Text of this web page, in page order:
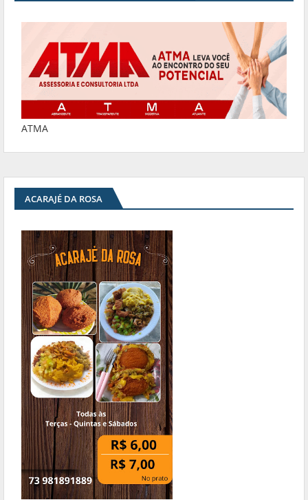
ATMA
ACARAJÉ DA ROSA